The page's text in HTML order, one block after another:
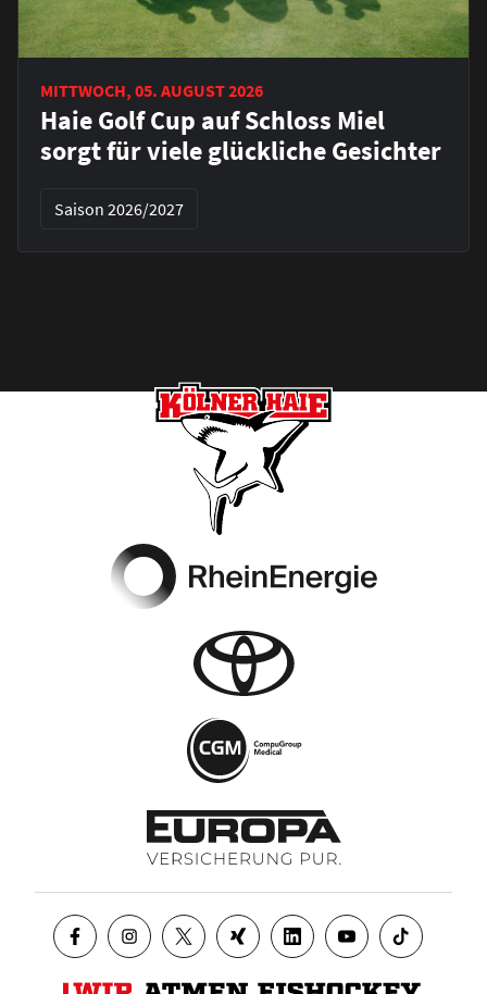
MITTWOCH, 05. AUGUST 2026
Haie Golf Cup auf Schloss Miel
sorgt für viele glückliche Gesichter
Saison 2026/2027